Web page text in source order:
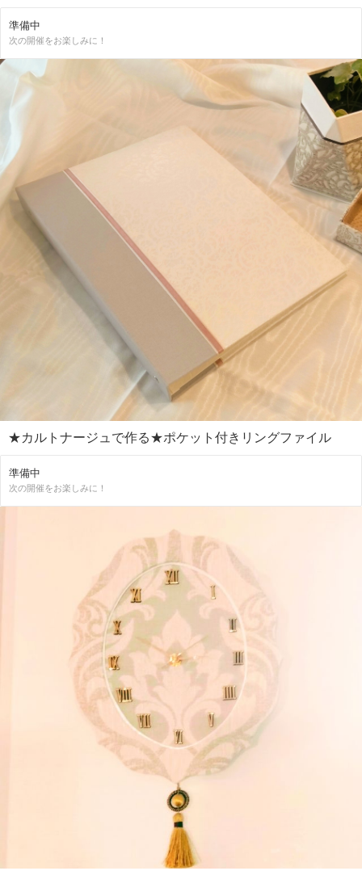
準備中
次の開催をお楽しみに！
★カルトナージュで作る★ポケット付きリングファイル
準備中
次の開催をお楽しみに！